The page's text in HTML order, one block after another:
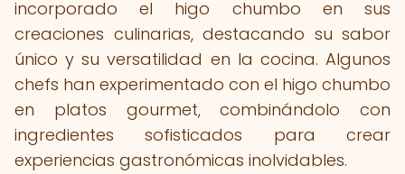
incorporado el higo chumbo en sus
creaciones culinarias, destacando su sabor
único y su versatilidad en la cocina. Algunos
chefs han experimentado con el higo chumbo
en platos gourmet, combinándolo con
ingredientes sofisticados para crear
experiencias gastronómicas inolvidables.